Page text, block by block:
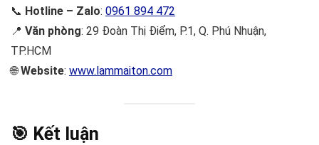
📞 Hotline – Zalo: 0961 894 472
📍 Văn phòng: 29 Đoàn Thị Điểm, P.1, Q. Phú Nhuận,
TP.HCM
🌐Website: www.lammaiton.com
🎯 Kết luận